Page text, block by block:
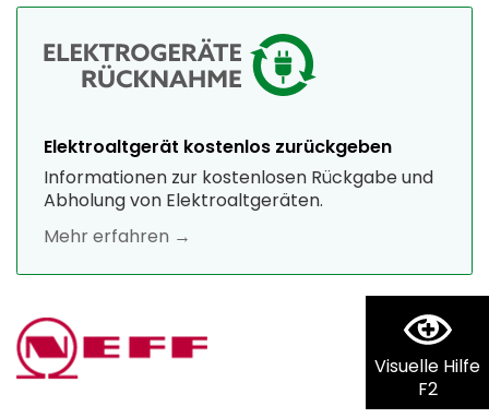
Visuelle Hilfe
F2
Elektroaltgerät kostenlos zurückgeben
Informationen zur kostenlosen Rückgabe und
Abholung von Elektroaltgeräten.
Mehr erfahren →